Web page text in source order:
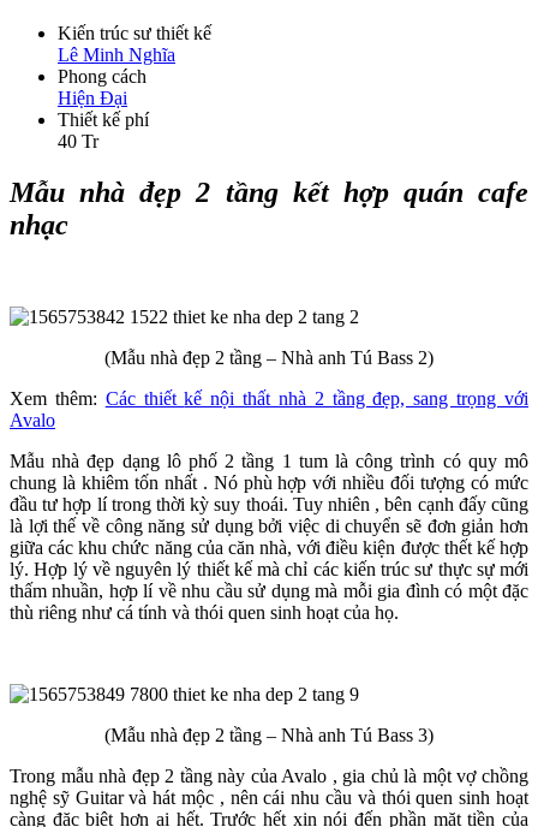
Kiến trúc sư thiết kế
Lê Minh Nghĩa
Phong cách
Hiện Đại
Thiết kế phí
40 Tr
Mẫu nhà đẹp 2 tầng kết hợp quán cafe
nhạc
(Mẫu nhà đẹp 2 tầng – Nhà anh Tú Bass 2)
Xem thêm: Các thiếtkế nội thất nhà 2 tầng đẹp, sang trọng với
Avalo
Mẫu nhà đẹp dạng lô phố 2 tầng 1 tum là công trình có quy mô
chung là khiêm tốn nhất . Nó phù hợp với nhiều đối tượng có mức
đầu tư hợp lí trong thời kỳ suy thoái. Tuy nhiên , bên cạnh đấy cũng
là lợi thế về công năng sử dụng bởi việc di chuyển sẽ đơn giản hơn
giữa các khu chức năng của căn nhà, với điều kiện được thết kế hợp
lý. Hợp lý về nguyên lý thiết kế mà chỉ các kiến trúc sư thực sự mới
thấm nhuần, hợp lí về nhu cầu sử dụng mà mỗi gia đình có một đặc
thù riêng như cá tính và thói quen sinh hoạt của họ.
(Mẫu nhà đẹp 2 tầng – Nhà anh Tú Bass 3)
Trong mẫu nhà đẹp 2 tầng này của Avalo , gia chủ là một vợ chồng
nghệ sỹ Guitar và hát mộc , nên cái nhu cầu và thói quen sinh hoạt
càng đặc biệt hơn ai hết. Trước hết xin nói đến phần mặt tiền của